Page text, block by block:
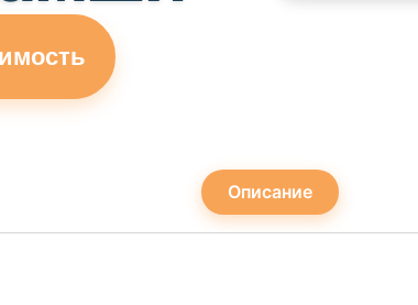
Описание